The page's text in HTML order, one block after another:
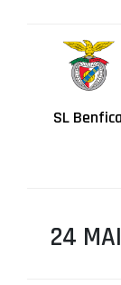
SL Benfica
24